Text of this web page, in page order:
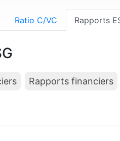
Ratio C/VC Rapports
Rapports financiers